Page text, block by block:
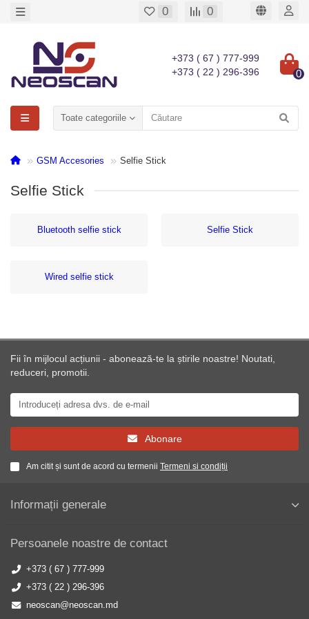
0 0
+373 ( 67 ) 777-999
+373 ( 22 ) 296-396
0
Toate categoriile
GSM Accesories Selfie Stick
Selfie Stick
Bluetooth selfie stick Selfie Stick
Wired selfie stick
Fii în mijlocul acțiunii - abonează-te la știrile noastre! Noutati,
reduceri, promotii.
Abonare
Am citit și sunt de acord cu termenii Termeni si condiții
Informații generale
Persoanele noastre de contact
+373 ( 67 ) 777-999
+373 ( 22 ) 296-396
neoscan@neoscan.md